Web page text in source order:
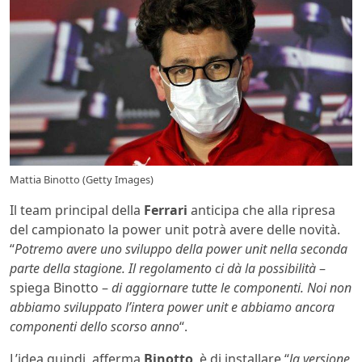
Mattia Binotto (Getty Images)
Il team principal della Ferrari anticipa che alla ripresa
del campionato la power unit potrà avere delle novità.
“Potremo avere uno sviluppo della power unit nella seconda
parte della stagione. Il regolamento ci dà la possibilità–
spiega Binotto –di aggiornare tutte le componenti. Noi non
abbiamo sviluppato l’intera power unit e abbiamo ancora
componenti dello scorso anno“.